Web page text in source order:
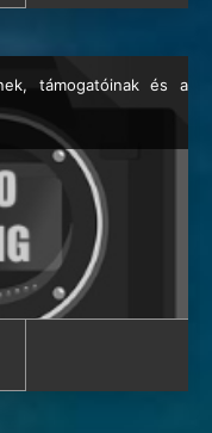
támogatóinak és a